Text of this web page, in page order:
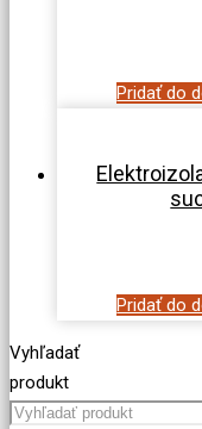
Pridať do
Pridať do
Vyhľadať
produkt